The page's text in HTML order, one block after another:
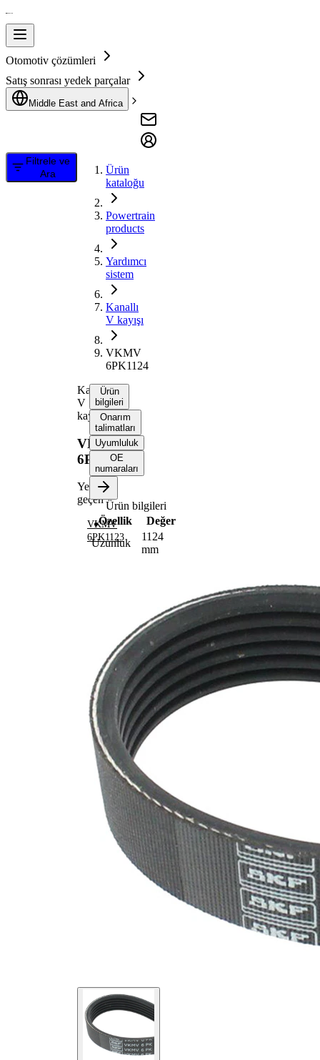
Otomotiv çözümleri
Satış sonrası yedek parçalar
Middle East and Africa
Filtrele ve
Ara
Ürün
kataloğu
Powertrain
products
Yardımcı
sistem
Kanallı
V kayışı
VKMV
6PK1124
Kanallı
V
kayışı
VKMV
6PK1124
Yerine
geçen
VKMV
6PK1123
Ürün
bilgileri
Onarım
talimatları
Uyumluluk
OE
numaraları
Ürün bilgileri
Özellik
Değer
Uzunluk
1124
mm
SVHC
SVHC
maddesi
mevcut
değil!
Kayış
malzemesi
EPDM
(Etilen
Propilen
Dien
Kauçuk)